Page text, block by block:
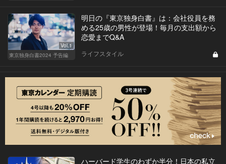
Vol.1
東京独身白書2024 予告編
明日の『東京独身白書』は：会社役員を務
める25歳の男性が登場！毎月の支出額から
恋愛までQ&A
ライフスタイル
ハーバード学生のわずか半分！日本の私立